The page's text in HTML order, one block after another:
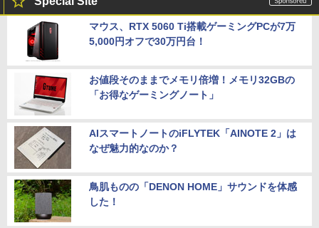
マウス、RTX 5060 Ti搭載ゲーミングPCが7万
5,000円オフで30万円台！
お値段そのままでメモリ倍増！メモリ32GBの
「お得なゲーミングノート」
AIスマートノートのiFLYTEK「AINOTE 2」は
なぜ魅力的なのか？
鳥肌ものの「DENON HOME」サウンドを体感
した！